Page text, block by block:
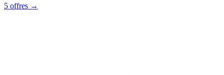
5 offres →